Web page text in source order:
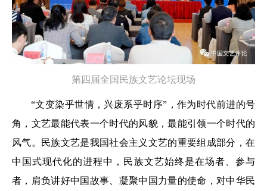
第四届全国民族文艺论坛现场
“文变染乎世情，兴废系乎时序”，作为时代前进的号
角，文艺最能代表一个时代的风貌，最能引领一个时代的
风气。民族文艺是我国社会主义文艺的重要组成部分，在
中国式现代化的进程中，民族文艺始终是在场者、参与
者，肩负讲好中国故事、凝聚中国力量的使命，对中华民